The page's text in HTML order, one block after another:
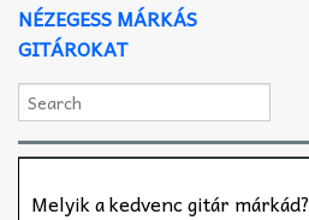
NÉZEGESS MÁRKÁS
GITÁROKAT
Melyik a kedvenc gitár márkád?